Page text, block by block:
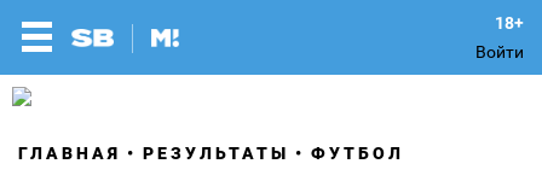
Войти
ГЛАВНАЯ РЕЗУЛЬТАТЫ ФУТБОЛ